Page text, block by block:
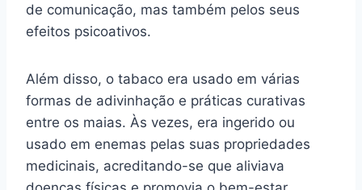
de comunicação, mas também pelos seus
efeitos psicoativos.
Além disso, o tabaco era usado em várias
formas de adivinhação e práticas curativas
entre os maias. Às vezes, era ingerido ou
usado em enemas pelas suas propriedades
medicinais, acreditando-se que aliviava